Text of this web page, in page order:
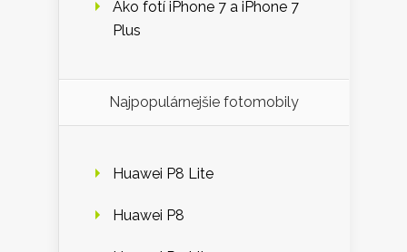
Ako fotí iPhone 7 a iPhone 7
Plus
Najpopulárnejšie fotomobily
Huawei P8 Lite
Huawei P8